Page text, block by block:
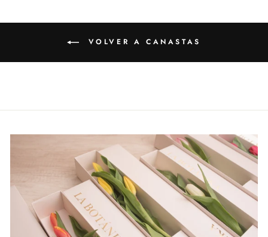
VOLVER A CANASTAS